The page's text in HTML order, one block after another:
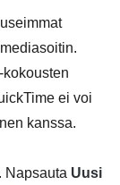
kokousten
ei voi
kanssa.
Napsauta Uusi